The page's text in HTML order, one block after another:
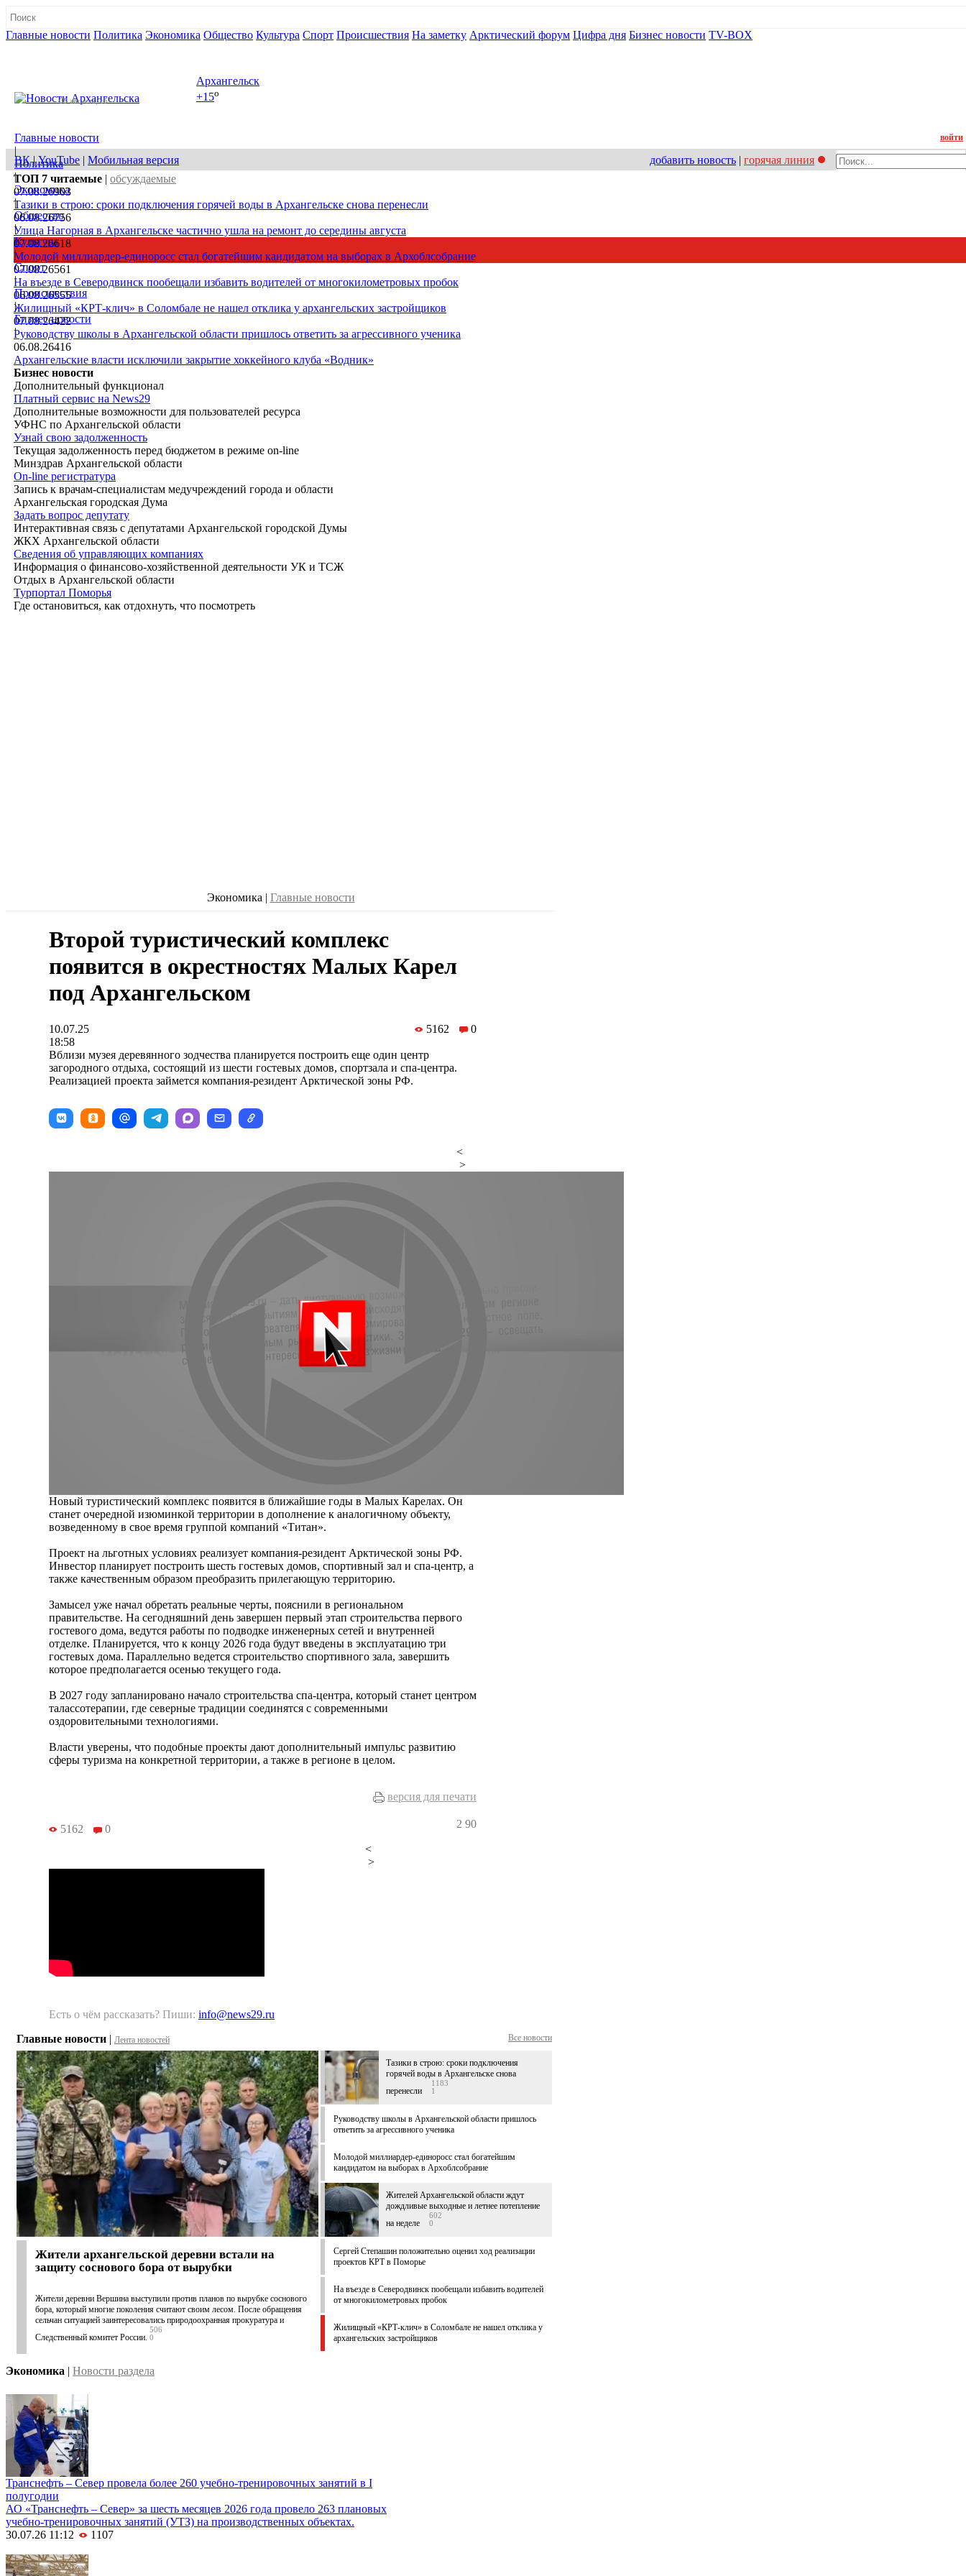
Главные новости Политика Экономика Общество Культура Спорт Происшествия На заметку Арктический форум Цифра дня Бизнес новости TV-BOX
08 августа, сб
Архангельск
+15o
Главные новости
|
Политика
|
Экономика
|
Общество
|
Культура
|
Спорт
|
Происшествия
|
Бизнес новости
|
войти
ВК|YouTube | Мобильная версия добавить новость | горячая линия
ТОП 7 читаемые | обсуждаемые
07.08.26903
Тазики в строю: сроки подключения горячей воды в Архангельске снова перенесли
06.08.26756
Улица Нагорная в Архангельске частично ушла на ремонт до середины августа
07.08.26618
Молодой миллиардер-единоросс стал богатейшим кандидатом на выборах в Архоблсобрание
07.08.26561
На въезде в Северодвинск пообещали избавить водителей от многокилометровых пробок
06.08.26555
Жилищный «КРТ-клич» в Соломбале не нашел отклика у архангельских застройщиков
07.08.26422
Руководству школы в Архангельской области пришлось ответить за агрессивного ученика
06.08.26416
Архангельские власти исключили закрытие хоккейного клуба «Водник»
Бизнес новости
Дополнительный функционал
Платный сервис на News29
Дополнительные возможности для пользователей ресурса
УФНС по Архангельской области
Узнай свою задолженность
Текущая задолженность перед бюджетом в режиме on-line
Минздрав Архангельской области
On-line регистратура
Запись к врачам-специалистам медучреждений города и области
Архангельская городская Дума
Задать вопрос депутату
Интерактивная связь с депутатами Архангельской городской Думы
ЖКХ Архангельской области
Сведения об управляющих компаниях
Информация о финансово-хозяйственной деятельности УК и ТСЖ
Отдых в Архангельской области
Турпортал Поморья
Где остановиться, как отдохнуть, что посмотреть
Экономика | Главные новости
Второй туристический комплекс
появится в окрестностях Малых Карел
под Архангельском
10.07.25
18:58
5162 0
Вблизи музея деревянного зодчества планируется построить еще один центр
загородного отдыха, состоящий из шести гостевых домов, спортзала и спа-центра.
Реализацией проекта займется компания-резидент Арктической зоны РФ.
<
>
Новый туристический комплекс появится в ближайшие годы в Малых Карелах. Он
станет очередной изюминкой территории в дополнение к аналогичному объекту,
возведенному в свое время группой компаний «Титан».
Проект на льготных условиях реализует компания-резидент Арктической зоны РФ.
Инвестор планирует построить шесть гостевых домов, спортивный зал и спа-центр, а
также качественным образом преобразить прилегающую территорию.
Замысел уже начал обретать реальные черты, пояснили в региональном
правительстве. На сегодняшний день завершен первый этап строительства первого
гостевого дома, ведутся работы по подводке инженерных сетей и внутренней
отделке. Планируется, что к концу 2026 года будут введены в эксплуатацию три
гостевых дома. Параллельно ведется строительство спортивного зала, завершить
которое предполагается осенью текущего года.
В 2027 году запланировано начало строительства спа-центра, который станет центром
талассотерапии, где северные традиции соединятся с современными
оздоровительными технологиями.
Власти уверены, что подобные проекты дают дополнительный импульс развитию
сферы туризма на конкретной территории, а также в регионе в целом.
версия для печати
5162 0 2 90
<
>
Есть о чём рассказать? Пиши: info@news29.ru
Главные новости | Лента новостей Все новости
Жители архангельской деревни встали на
защиту соснового бора от вырубки
Жители деревни Вершина выступили против планов по вырубке соснового
бора, который многие поколения считают своим лесом. После обращения
сельчан ситуацией заинтересовались природоохранная прокуратура и
Следственный комитет России.
506
0
Тазики в строю: сроки подключения
горячей воды в Архангельске снова
перенесли
1183
1
Руководству школы в Архангельской области пришлось
ответить за агрессивного ученика
Молодой миллиардер-единоросс стал богатейшим
кандидатом на выборах в Архоблсобрание
Жителей Архангельской области ждут
дождливые выходные и летнее потепление
на неделе
602
0
Сергей Степашин положительно оценил ход реализации
проектов КРТ в Поморье
На въезде в Северодвинск пообещали избавить водителей
от многокилометровых пробок
Жилищный «КРТ-клич» в Соломбале не нашел отклика у
архангельских застройщиков
Экономика | Новости раздела
Транснефть – Север провела более 260 учебно-тренировочных занятий в I
полугодии
АО «Транснефть – Север» за шесть месяцев 2026 года провело 263 плановых
учебно-тренировочных занятий (УТЗ) на производственных объектах.
30.07.26 11:12
1107